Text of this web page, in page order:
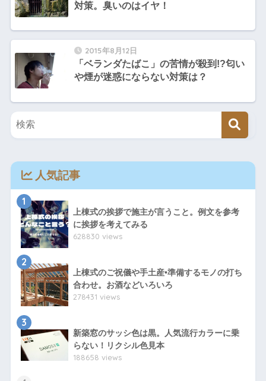
対策。臭いのはイヤ！
2015年8月12日
「ベランダたばこ」の苦情が殺到!?匂い
や煙が迷惑にならない対策は？
人気記事
1
上棟式の挨拶で施主が言うこと。例文を参考
に挨拶を考えてみる
628830 views
2
上棟式のご祝儀や手土産•準備するモノの打ち
合わせ。お酒などいろいろ
278431 views
3
新築窓のサッシ色は黒。人気流行カラーに乗
らない！リクシル色見本
188658 views